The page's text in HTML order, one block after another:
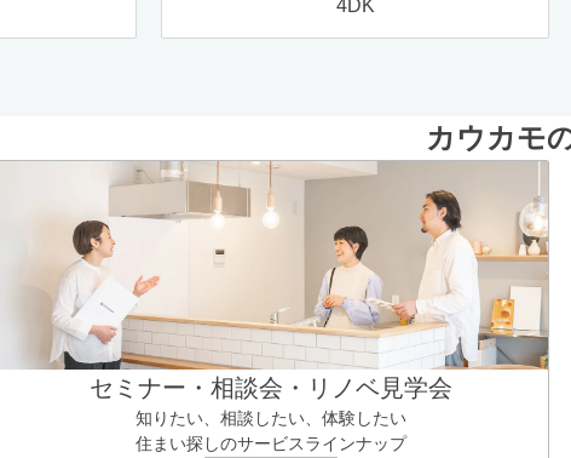
4DK
カウカモ
セミナー・相談会・リノベ見学会
知りたい、相談したい、体験したい
住まい探しのサービスラインナップ